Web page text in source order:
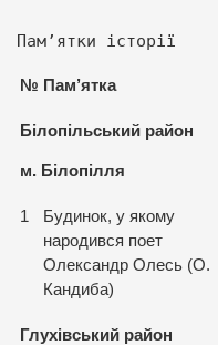
Пам’ятки історії
№ Пам’ятка
Білопільський район
м. Білопілля
1
Будинок, у якому
народився поет
Олександр Олесь (О.
Кандиба)
Глухівський район